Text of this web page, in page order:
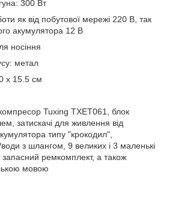
300 Вт
як від побутової мережі 220 В, так
акумулятора 12 В
носіння
метал
x 15.5 см
Tuxing TXET061, блок
затискачі для живлення від
типу "крокодил",
з шлангом, 9 великих і 3 маленькі
запасний ремкомплект, а також
мовою